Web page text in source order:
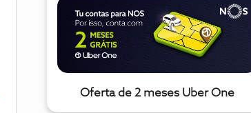
Oferta de 2 meses Uber One